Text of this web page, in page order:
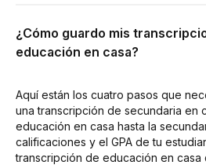
¿Cómo guardo mis
educación en casa?
Aquí están los cuatro pasos que
una transcripción de secundaria en
educación en casa hasta la
calificaciones y el GPA de tu
transcripción de educación en casa